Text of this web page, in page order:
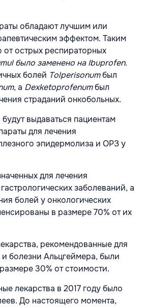
обладают лучшим или
эффектом. Таким
от острых респираторных
было заменено наIbuprofen.
болей Tolperisonumбыл
, а Dexketoprofenumбыл
страданий онкобольных.
выдаваться пациентам
для лечения
эпидермолиза и ОРЗ у
для лечения
заболеваний, а
болей у онкологических
в размере 70% от их
рекомендованные для
болезни Альцгеймера, были
30% от стоимости.
лекарства в 2017 году было
До настоящего момента,